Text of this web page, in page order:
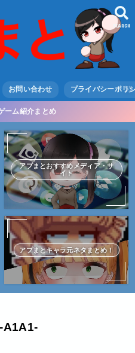
SEARCH
お問い合わせ プライバシーポリ
ーム紹介まとめ
アプまとおすすめメディア・サ
イト
アプまとキャラ元ネタまとめ！
A1A1-